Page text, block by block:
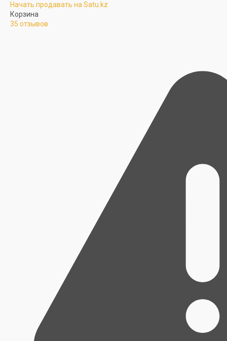
Начать продавать на Satu.kz
Корзина
35 отзывов